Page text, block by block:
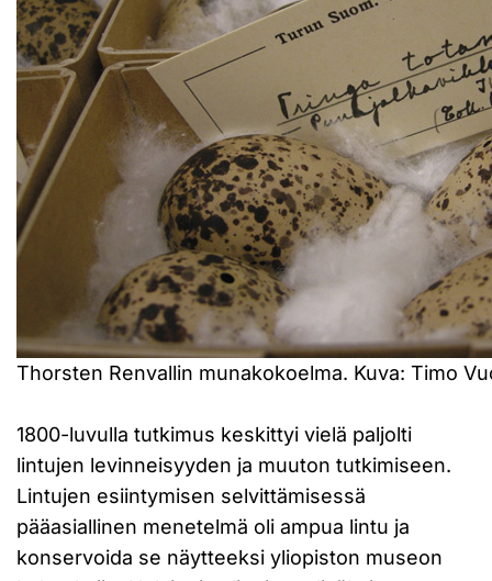
Thorsten Renvallin munakokoelma. Kuva: Timo
1800-luvulla tutkimus keskittyi vielä paljolti
lintujen levinneisyyden ja muuton tutkimiseen.
Lintujen esiintymisen selvittämisessä
pääasiallinen menetelmä oli ampua lintu ja
konservoida se näytteeksi yliopiston museon